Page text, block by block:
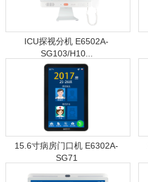
ICU探视分机 E6502A-
SG103/H10...
15.6寸病房门口机 E6302A-
SG71